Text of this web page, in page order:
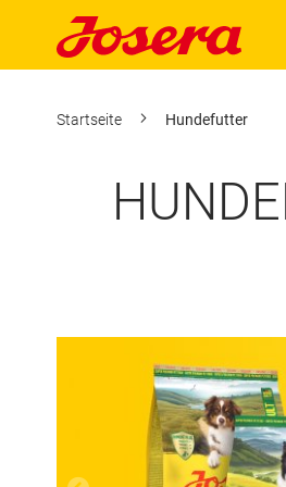
Startseite Hundefutter